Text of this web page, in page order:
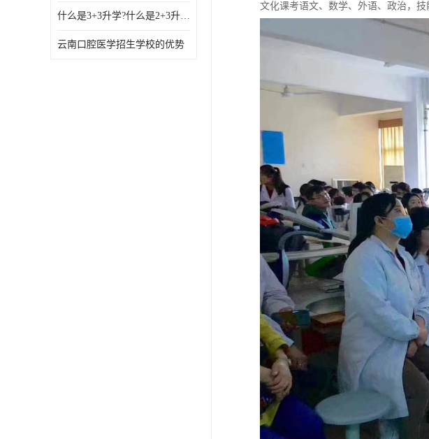
什么是3+3升学?什么是2+3升学?
云南口腔医学招生学校的优势
文化课考语文、数学、外语、政治，